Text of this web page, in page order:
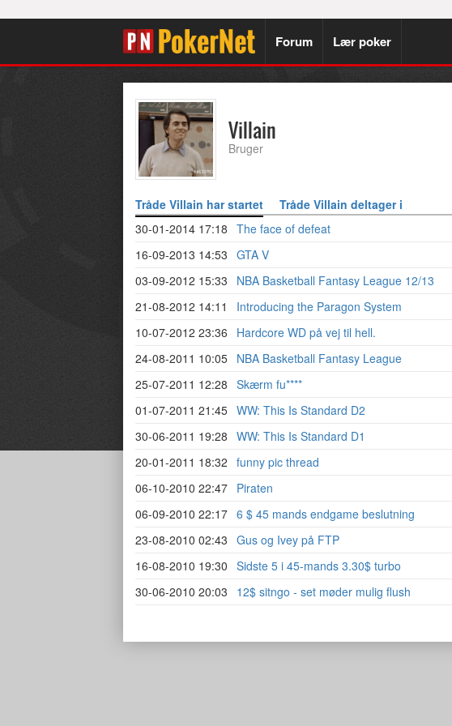
Forum Lær poker
Villain
Bruger
Tråde Villain har startet
Tråde Villain deltager i
30-01-2014 17:18 The face of defeat
16-09-2013 14:53 GTA V
03-09-2012 15:33
NBA Basketball Fantasy League 12/13
21-08-2012 14:11
Introducing the Paragon System
10-07-2012 23:36
Hardcore WD på vej til hell.
24-08-2011 10:05 NBA Basketball Fantasy League
25-07-2011 12:28 Skærm fu****
01-07-2011 21:45 WW: This Is Standard D2
30-06-2011 19:28 WW: This Is Standard D1
20-01-2011 18:32 funny pic thread
06-10-2010 22:47 Piraten
06-09-2010 22:17 6 $ 45 mands endgame beslutning
23-08-2010 02:43 Gus og Ivey på FTP
16-08-2010 19:30 Sidste 5 i 45-mands 3.30$ turbo
30-06-2010 20:03
12$ sitngo - set møder mulig flush